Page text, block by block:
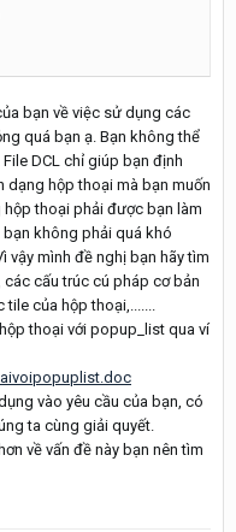
bạn về việc sử dụng các
quá bạn ạ. Bạn không thể
DCL chỉ giúp bạn định
dạng hộp thoại mà bạn muốn
thoại phải được bạn làm
không phải quá khó
vậy mình đề nghị bạn hãy tìm
các cấu trúc cú pháp cơ bản
của hộp thoại,.......
thoại với popup_list qua ví
vào yêu cầu của bạn, có
ta cùng giải quyết.
về vấn đề này bạn nên tìm